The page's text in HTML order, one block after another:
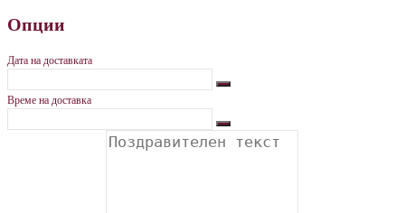
Опции
Дата на доставката
Време на доставка